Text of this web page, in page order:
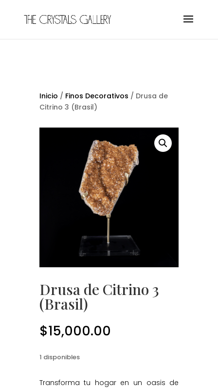
Inicio / Finos Decorativos / Drusa de
Citrino 3 (Brasil)
Drusa de Citrino 3
(Brasil)
$15,000.00
1 disponibles
Transforma tu hogar en un oasis de